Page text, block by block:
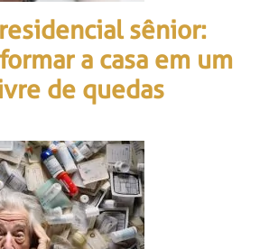
sênior:
a casa em um
de quedas